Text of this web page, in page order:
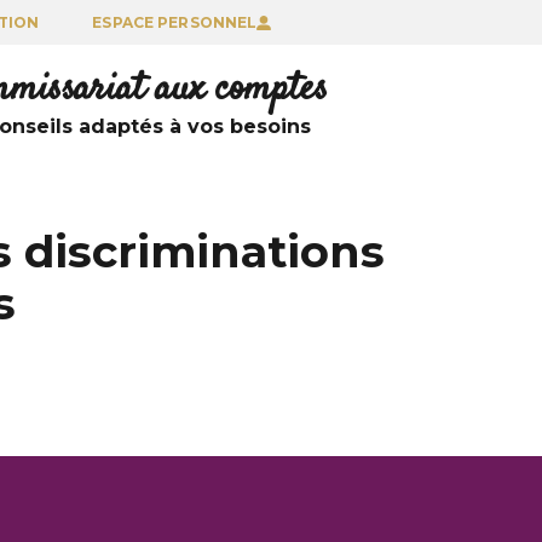
ESPACE PERSONNEL
aux comptes
adaptés à vos besoins
discriminations